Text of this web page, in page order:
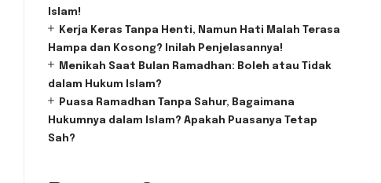
Islam!
Kerja Keras Tanpa Henti, Namun Hati Malah Terasa
Hampa dan Kosong? Inilah Penjelasannya!
Menikah Saat Bulan Ramadhan: Boleh atau Tidak
dalam Hukum Islam?
Puasa Ramadhan Tanpa Sahur, Bagaimana
Hukumnya dalam Islam? Apakah Puasanya Tetap
Sah?